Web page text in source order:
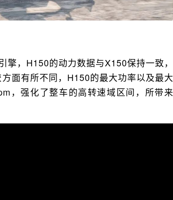
，H150的动力数据与X150保持一致，
面有所不同，H150的最大功率以及最大
，强化了整车的高转速域区间，所带来